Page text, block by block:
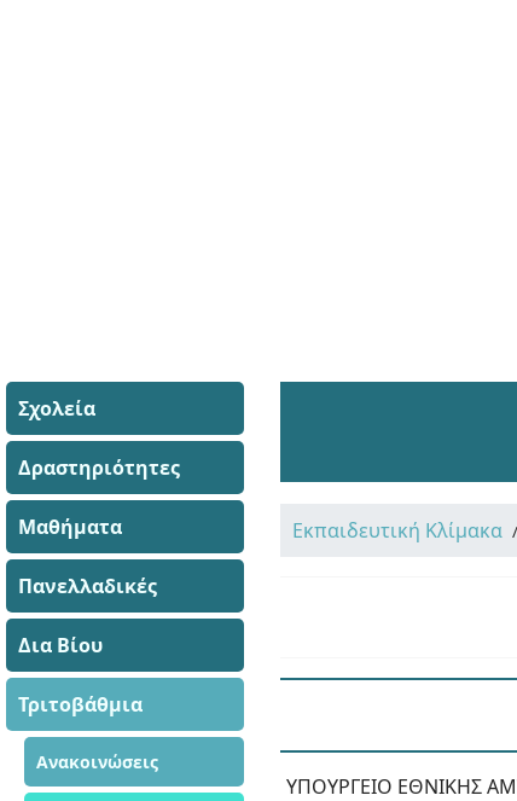
Σχολεία
Δραστηριότητες
Μαθήματα
Πανελλαδικές
Δια Βίου
Τριτοβάθμια
Ανακοινώσεις
Εκπαιδευτική Κλίμακα
ΥΠΟΥΡΓΕΙΟ ΕΘΝΙΚΗΣ